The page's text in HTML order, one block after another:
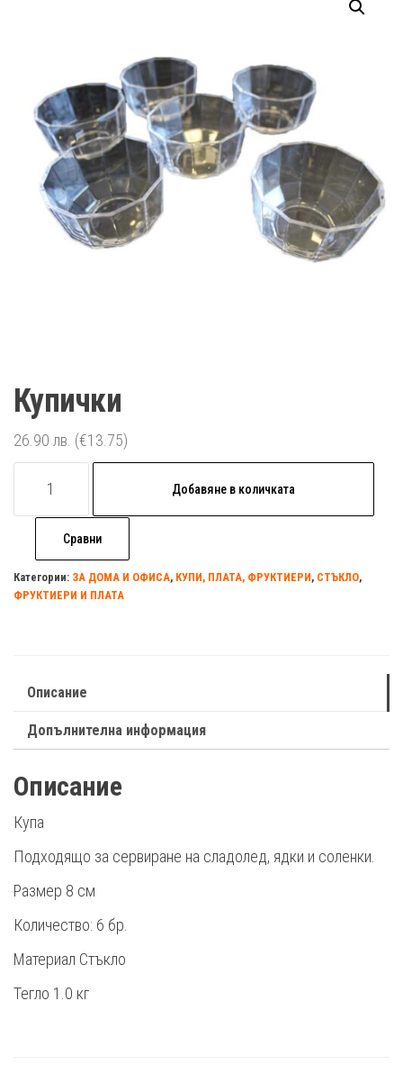
Купички
26.90 лв. (€13.75)
Купички
Добавяне в количката
Сравни
Категории: ЗА ДОМА И ОФИСА, КУПИ, ПЛАТА, ФРУКТИЕРИ, СТЪКЛО,
ФРУКТИЕРИ И ПЛАТА
Описание
Допълнителна информация
Описание
Купа
Подходящо за сервиране на сладолед, ядки и соленки.
Размер 8 см
Количество: 6 бр.
Материал Стъкло
Тегло 1.0 кг